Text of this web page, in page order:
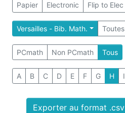
Papier Electronic Flip to Elec
Versailles - Bib. Math. Toutes
PCmath Non PCmath Tous
A B C D E F G H I
Exporter au format .csv